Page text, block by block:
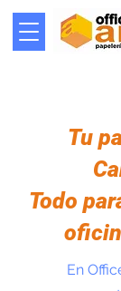
Tu
Todo
En